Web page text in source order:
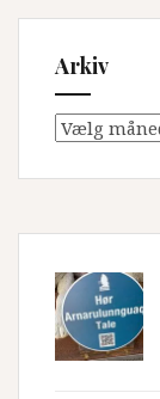
Arkiv
Arkiv